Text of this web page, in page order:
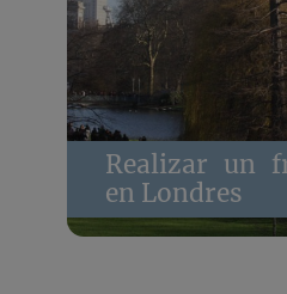
Realizar un
en Londres